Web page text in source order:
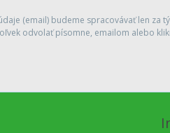
(email) budeme spracovávať len za
odvolať písomne, emailom alebo